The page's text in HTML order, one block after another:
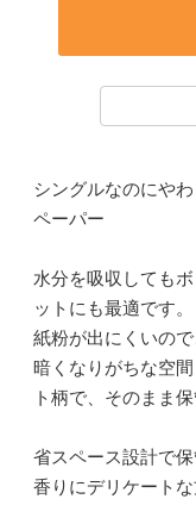
シングルなのにや
ペーパー
水分を吸収しても
ットにも最適です。
紙粉が出にくいの
暗くなりがちな空
ト柄で、そのまま
省スペース設計で
香りにデリケート